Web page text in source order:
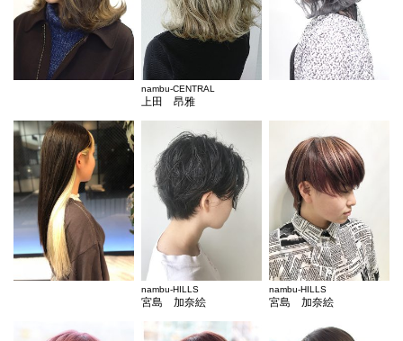
nambu-CENTRAL
上田 昂雅
nambu-HILLS
宮島 加奈絵
nambu-HILLS
宮島 加奈絵